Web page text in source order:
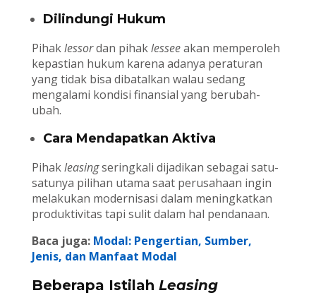
Dilindungi Hukum
Pihaklessordan pihaklesseeakan memperoleh
kepastian hukum karena adanya peraturan
yang tidak bisa dibatalkan walau sedang
mengalami kondisi finansial yang berubah-
ubah.
Cara Mendapatkan Aktiva
Pihakleasingseringkali dijadikan sebagai satu-
satunya pilihan utama saat perusahaan ingin
melakukan modernisasi dalam meningkatkan
produktivitas tapi sulit dalam hal pendanaan.
Baca juga: Modal: Pengertian, Sumber,
Jenis, dan Manfaat Modal
Beberapa Istilah Leasing